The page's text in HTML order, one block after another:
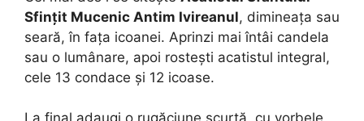
Sfințit Mucenic Antim Ivireanul, dimineața sau
seară, în fața icoanei. Aprinzi mai întâi candela
sau o lumânare, apoi rostești acatistul integral,
cele 13 condace și 12 icoase.
La final adaugi o rugăciune scurtă, cu vorbele